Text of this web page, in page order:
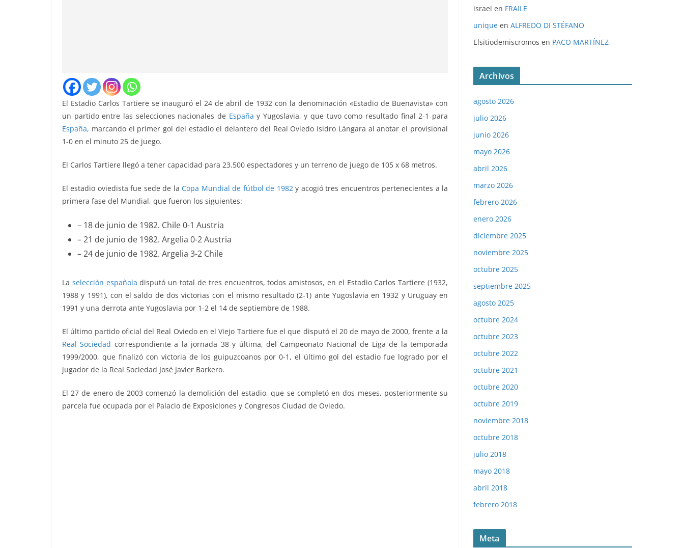
El Estadio Carlos Tartiere se inauguró el 24 de abril de 1932 con la denominación «Estadio de Buenavista» con
un partido entre las selecciones nacionales de España y Yugoslavia, y que tuvo como resultado final 2-1 para
España, marcando el primer gol del estadio el delantero del Real Oviedo Isidro Lángara al anotar el provisional
1-0 en el minuto 25 de juego.
El Carlos Tartiere llegó a tener capacidad para 23.500 espectadores y un terreno de juego de 105 x 68 metros.
El estadio oviedista fue sede de la Copa Mundial de fútbol de 1982y acogió tres encuentros pertenecientes a la
primera fase del Mundial, que fueron los siguientes:
– 18 de junio de 1982. Chile 0-1 Austria
– 21 de junio de 1982. Argelia 0-2 Austria
– 24 de junio de 1982. Argelia 3-2 Chile
La selección española disputó un total de tres encuentros, todos amistosos, en el Estadio Carlos Tartiere (1932,
1988 y 1991), con el saldo de dos victorias con el mismo resultado (2-1) ante Yugoslavia en 1932 y Uruguay en
1991 y una derrota ante Yugoslavia por 1-2 el 14 de septiembre de 1988.
El último partido oficial del Real Oviedo en el Viejo Tartiere fue el que disputó el 20 de mayo de 2000, frente a la
Real Sociedad correspondiente a la jornada 38 y última, del Campeonato Nacional de Liga de la temporada
1999/2000, que finalizó con victoria de los guipuzcoanos por 0-1, el último gol del estadio fue logrado por el
jugador de la Real Sociedad José Javier Barkero.
El 27 de enero de 2003 comenzó la demolición del estadio, que se completó en dos meses, posteriormente su
parcela fue ocupada por el Palacio de Exposiciones y Congresos Ciudad de Oviedo.
Las fichas de la Liga 97-98. Nº 339. Estadio Carlos
israel en FRAILE
unique en ALFREDO DI STÉFANO
Elsitiodemiscromos en PACO MARTÍNEZ
Archivos
agosto 2026
julio 2026
junio 2026
mayo 2026
abril 2026
marzo 2026
febrero 2026
enero 2026
diciembre 2025
noviembre 2025
octubre 2025
septiembre 2025
agosto 2025
octubre 2024
octubre 2023
octubre 2022
octubre 2021
octubre 2020
octubre 2019
noviembre 2018
octubre 2018
julio 2018
mayo 2018
abril 2018
febrero 2018
Meta